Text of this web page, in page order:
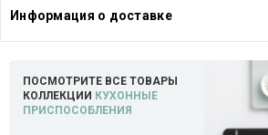
Информация о доставке
ПОСМОТРИТЕ ВСЕ ТОВАРЫ
КОЛЛЕКЦИИ КУХОННЫЕ
ПРИСПОСОБЛЕНИЯ